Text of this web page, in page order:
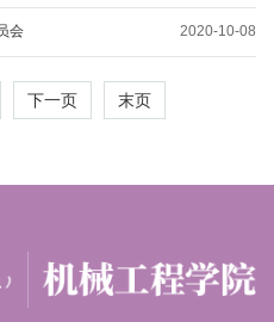
会 2020-10-08
下一页 末页